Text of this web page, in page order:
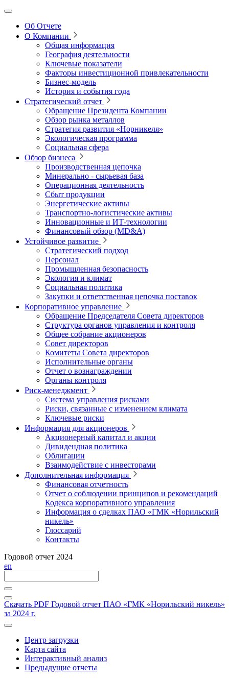
Об Отчете
О Компании
Общая информация
География деятельности
Ключевые показатели
Факторы инвестиционной привлекательности
Бизнес-модель
История и события года
Стратегический отчет
Обращение Президента Компании
Обзор рынка металлов
Стратегия развития «Норникеля»
Экологическая программа
Социальная сфера
Обзор бизнеса
Производственная цепочка
Минерально ‑ сырьевая база
Операционная деятельность
Сбыт продукции
Энергетические активы
Транспортно-логистические активы
Инновационные и ИТ‑технологии
Финансовый обзор (MD&A)
Устойчивое развитие
Стратегический подход
Персонал
Промышленная безопасность
Экология и климат
Социальная политика
Закупки и ответственная цепочка поставок
Корпоративное управление
Обращение Председателя Совета директоров
Структура органов управления и контроля
Общее собрание акционеров
Совет директоров
Комитеты Совета директоров
Исполнительные органы
Отчет о вознаграждении
Органы контроля
Риск-менеджмент
Система управления рисками
Риски, связанные с изменением климата
Ключевые риски
Информация для акционеров
Акционерный капитал и акции
Дивидендная политика
Облигации
Взаимодействие с инвесторами
Дополнительная информация
Финансовая отчетность
Отчет о соблюдении принципов и рекомендаций
Кодекса корпоративного управления
Информация о сделках ПАО «ГМК «Норильский
никель»
Глоссарий
Контакты
Годовой отчет 2024
en
Скачать PDF Годовой отчет ПАО «ГМК «Норильский никель»
за 2024 г.
Центр загрузки
Карта сайта
Интерактивный анализ
Предыдущие отчеты